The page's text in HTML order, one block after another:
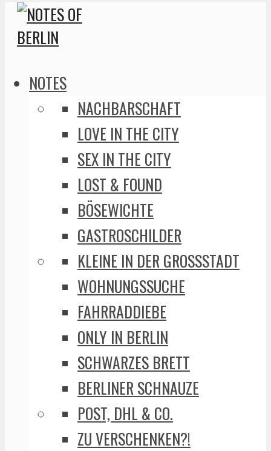
NOTES
NACHBARSCHAFT
LOVE IN THE CITY
SEX IN THE CITY
LOST & FOUND
BÖSEWICHTE
GASTROSCHILDER
KLEINE IN DER GROSSSTADT
WOHNUNGSSUCHE
FAHRRADDIEBE
ONLY IN BERLIN
SCHWARZES BRETT
BERLINER SCHNAUZE
POST, DHL & CO.
ZU VERSCHENKEN?!